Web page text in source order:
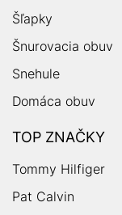
Šľapky
Šnurovacia obuv
Snehule
Domáca obuv
TOP ZNAČKY
Tommy Hilfiger
Pat Calvin